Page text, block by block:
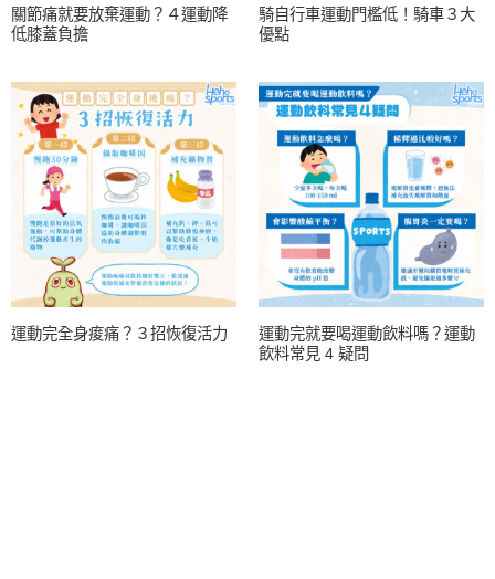
關節痛就要放棄運動？４運動降
低膝蓋負擔
騎自行車運動門檻低！騎車３大
優點
運動完全身痠痛？３招恢復活力
運動完就要喝運動飲料嗎？運動
飲料常見 4 疑問